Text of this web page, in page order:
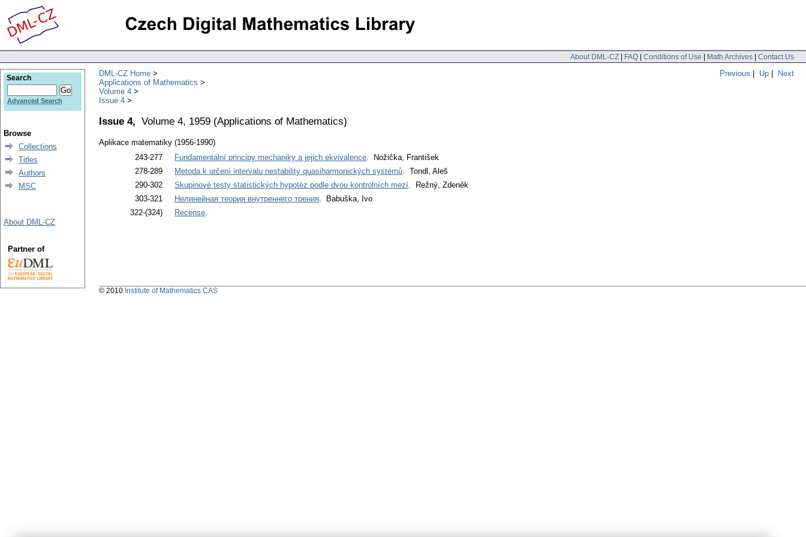
About DML-CZ | FAQ | Conditions of Use | Math Archives | Contact Us
Previous | Up | Next
DML-CZ Home
Applications of Mathematics
Volume 4
Issue 4
Issue 4, Volume 4, 1959 (Applications of Mathematics)
Aplikace matematiky (1956-1990)
243-277
Fundamentální principy mechaniky a jejich ekvivalence. Nožička, František
278-289
Metoda k určení intervalu nestability quasiharmonických systémů. Tondl, Aleš
290-302
Skupinové testy statistických hypotéz podle dvou kontrolních mezí. Režný, Zdeněk
303-321
Нелинейная теория внутреннего трения. Babuška, Ivo
322-(324)
Recense.
Search
Advanced Search
Browse
Collections
Titles
Authors
MSC
About DML-CZ
Partner of
© 2010 Institute of Mathematics CAS